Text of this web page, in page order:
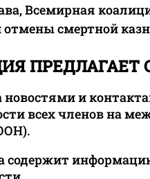
Всемирная
смертной
и
всех членов на
содержит